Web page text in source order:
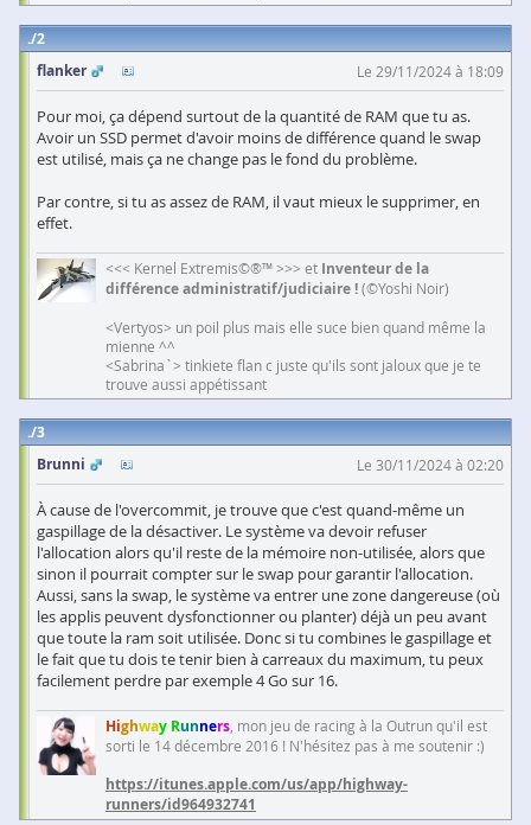
2
flanker
Le 29/11/2024 à 18:09
Pour moi, ça dépend surtout de la quantité de RAM que tu as.
Avoir un SSD permet d'avoir moins de différence quand le swap
est utilisé, mais ça ne change pas le fond du problème.
Par contre, si tu as assez de RAM, il vaut mieux le supprimer, en
effet.
<<< Kernel Extremis©®™ >>> et Inventeur de la
différence administratif/judiciaire !(©Yoshi Noir)
<Vertyos> un poil plus mais elle suce bien quand même la
mienne ^^
<Sabrina`> tinkiete flan c juste qu'ils sont jaloux que je te
trouve aussi appétissant
3
Brunni
Le 30/11/2024 à 02:20
À cause de l'overcommit, je trouve que c'est quand-même un
gaspillage de la désactiver. Le système va devoir refuser
l'allocation alors qu'il reste de la mémoire non-utilisée, alors que
sinon il pourrait compter sur le swap pour garantir l'allocation.
Aussi, sans la swap, le système va entrer une zone dangereuse (où
les applis peuvent dysfonctionner ou planter) déjà un peu avant
que toute la ram soit utilisée. Donc si tu combines le gaspillage et
le fait que tu dois te tenir bien à carreaux du maximum, tu peux
facilement perdre par exemple 4 Go sur 16.
Highway Runners , mon jeu de racing à la Outrun qu'il est
sorti le 14 décembre 2016 ! N'hésitez pas à me soutenir :)
https://itunes.apple.com/us/app/highway-
runners/id964932741